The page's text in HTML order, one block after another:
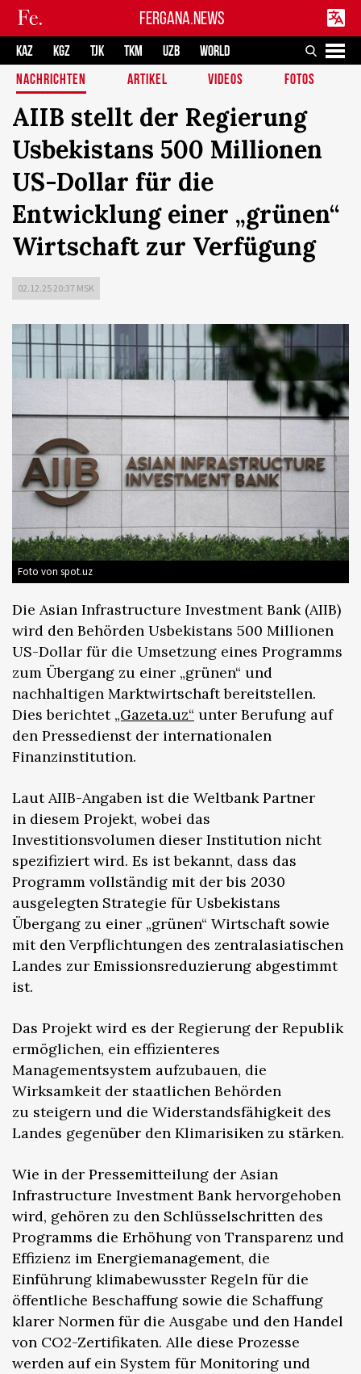
FERGANA.NEWS
KAZ KGZ TJK TKM UZB
WORLD
NACHRICHTEN
ARTIKEL VIDEOS FOTOS
AIIB stellt der Regierung
Usbekistans 500 Millionen
US-Dollar für die
Entwicklung einer „grünen“
Wirtschaft zur Verfügung
02.12.25 20:37 MSK
Foto von spot.uz
Die Asian Infrastructure Investment Bank (AIIB)
wird den Behörden Usbekistans 500 Millionen
US-Dollar für die Umsetzung eines Programms
zum Übergang zu einer „grünen“ und
nachhaltigen Marktwirtschaft bereitstellen.
Dies berichtet „Gazeta.uz“ unter Berufung auf
den Pressedienst der internationalen
Finanzinstitution.
Laut AIIB-Angaben ist die Weltbank Partner
in diesem Projekt, wobei das
Investitionsvolumen dieser Institution nicht
spezifiziert wird. Es ist bekannt, dass das
Programm vollständig mit der bis 2030
ausgelegten Strategie für Usbekistans
Übergang zu einer „grünen“ Wirtschaft sowie
mit den Verpflichtungen des zentralasiatischen
Landes zur Emissionsreduzierung abgestimmt
ist.
Das Projekt wird es der Regierung der Republik
ermöglichen, ein effizienteres
Managementsystem aufzubauen, die
Wirksamkeit der staatlichen Behörden
zu steigern und die Widerstandsfähigkeit des
Landes gegenüber den Klimarisiken zu stärken.
Wie in der Pressemitteilung der Asian
Infrastructure Investment Bank hervorgehoben
wird, gehören zu den Schlüsselschritten des
Programms die Erhöhung von Transparenz und
Effizienz im Energiemanagement, die
Einführung klimabewusster Regeln für die
öffentliche Beschaffung sowie die Schaffung
klarer Normen für die Ausgabe und den Handel
von CO2-Zertifikaten. Alle diese Prozesse
werden auf ein System für Monitoring und